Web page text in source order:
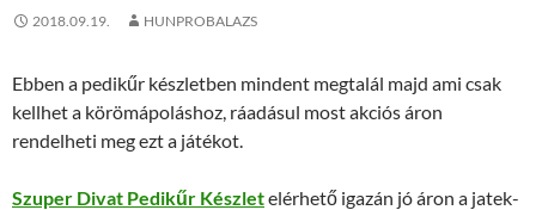
2018.09.19. HUNPROBALAZS
Ebben a pedikűr készletben mindent megtalál majd ami csak
kellhet a körömápoláshoz, ráadásul most akciós áron
rendelheti meg ezt a játékot.
Szuper Divat Pedikűr Készletelérhető igazán jó áron a jatek-